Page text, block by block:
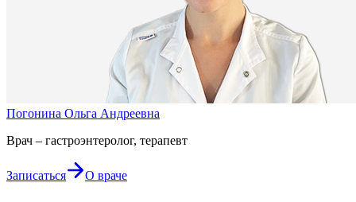
Погонина Ольга Андреевна
Врач – гастроэнтеролог, терапевт
Записаться О враче